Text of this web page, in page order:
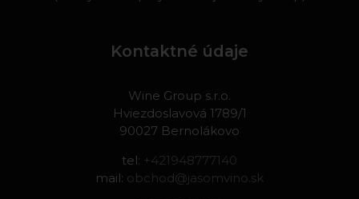
Kontaktné údaje
Wine Group s.r.o.
Hviezdoslavová 1789/1
90027 Bernolákovo
tel: +421948777140
mail: obchod@jasomvino.sk